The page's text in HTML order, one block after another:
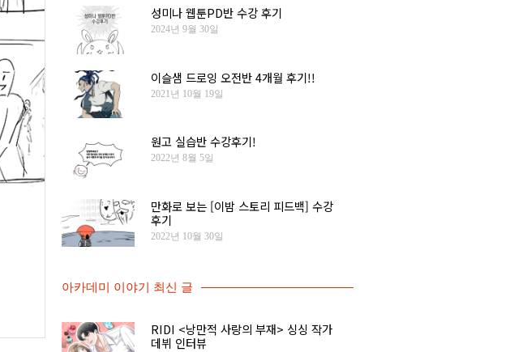
성미나 웹툰PD반 수강 후기
2024년 9월 30일
이슬샘 드로잉 오전반 4개월 후기!!
2021년 10월 19일
원고 실습반 수강후기!
2022년 8월 5일
만화로 보는 [이밤 스토리 피드백] 수강
후기
2022년 10월 30일
아카데미 이야기 최신 글
RIDI <낭만적 사랑의 부재> 싱싱 작가
데뷔 인터뷰